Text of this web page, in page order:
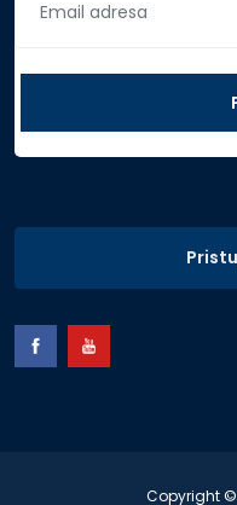
Copyright ©